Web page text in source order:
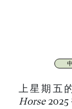
上星期五
Horse2025